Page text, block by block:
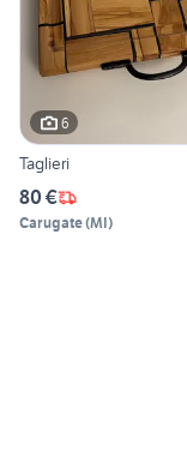
6
Taglieri
80 €
Carugate(MI)